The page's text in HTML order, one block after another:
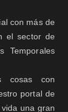
con más de
el sector de
Temporales
cosas con
portal de
una gran